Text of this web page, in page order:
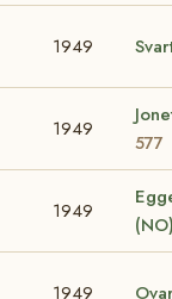
1949
1949
577
1949
1949